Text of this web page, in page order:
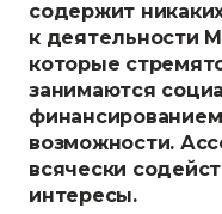
содержит
к деятельности
которые
занимаются
возможности.
всячески
интересы.